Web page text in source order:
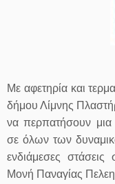
Με αφετηρία και
δήμου Λίμνης
να περπατήσουν
σε όλων των
ενδιάμεσες
Μονή Παναγίας